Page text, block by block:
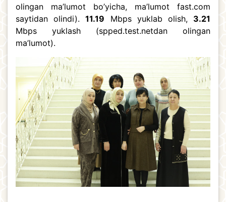
olingan ma’lumot bo’yicha, ma’lumot fast.com
saytidan olindi).11.19 Mbps yuklab olish, 3.21
Mbps yuklash (spped.test.netdan olingan
ma’lumot).